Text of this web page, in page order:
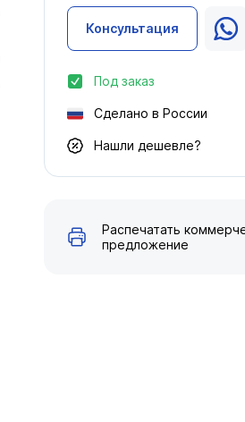
Консультация
Под заказ
Сделано в России
Нашли дешевле?
Распечатать
предложение